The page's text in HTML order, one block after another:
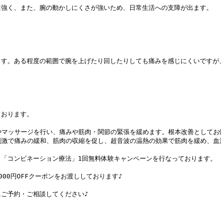
、また、腕の動かしにくさが強いため、日常生活への支障が出ます。
ある程度の範囲で腕を上げたり回したりしても痛みを感じにくいですが
ります。
ッサージを行い、痛みや筋肉・関節の緊張を緩めます。根本改善として
痛みの緩和、筋肉の収縮を促し、超音波の温熱の効果で筋肉を緩め、
ンビネーション療法」1回無料体験キャンペーンを行なっております。
円OFFクーポンをお渡ししております♪
予約・ご相談してください♪